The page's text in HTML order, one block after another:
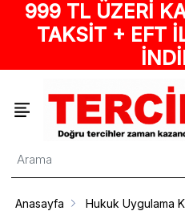
999 TL ÜZERİ
TAKSİT + EFT
Anasayfa Hukuk Uygulama